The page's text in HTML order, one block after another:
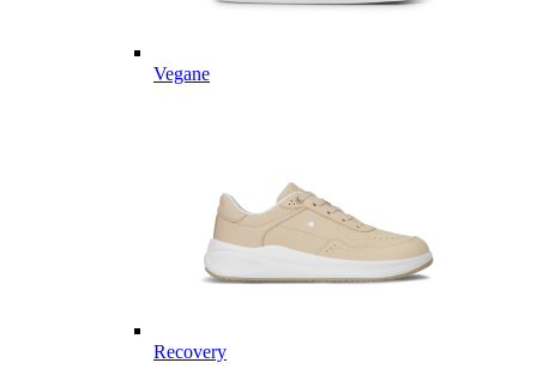
Vegane
Recovery